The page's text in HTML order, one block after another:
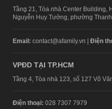
Tầng 21, Tòa nhà Center Building,
Nguyễn Huy Tưởng, phường
Email: contact@afamily.vn | Điện
VPĐD TẠI TP.HCM
Tầng 4, Tòa nhà 123, số 127 Võ
Điện thoại: 028 7307 7979